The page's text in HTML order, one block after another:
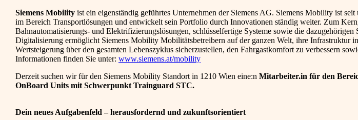
Siemens Mobility ist ein eigenständig geführtes Unternehmen der Siemens AG. Siemens Mobility ist
im Bereich Transportlösungen und entwickelt sein Portfolio durch Innovationen ständig weiter. Zum
Bahnautomatisierungs- und Elektrifizierungslösungen, schlüsselfertige Systeme sowie die
Digitalisierung ermöglicht Siemens Mobility Mobilitätsbetreibern auf der ganzen Welt, ihre Infrastruktur
Wertsteigerung über den gesamten Lebenszyklus sicherzustellen, den Fahrgastkomfort zu verbessern
Informationen finden Sie unter: www.siemens.at/mobility
Derzeit suchen wir für den Siemens Mobility Standort in 1210 Wien eine:n Mitarbeiter.in für den
OnBoard Units mit Schwerpunkt Trainguard STC.
Dein neues Aufgabenfeld – herausfordernd und zukunftsorientiert